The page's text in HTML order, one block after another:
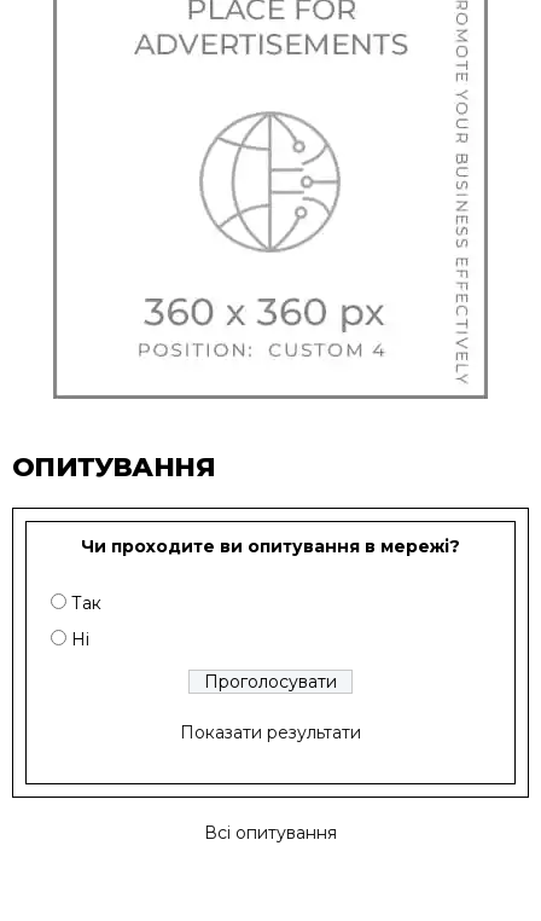
ОПИТУВАННЯ
Чи проходите ви опитування в мережі?
Так
Ні
Показати результати
Всі опитування